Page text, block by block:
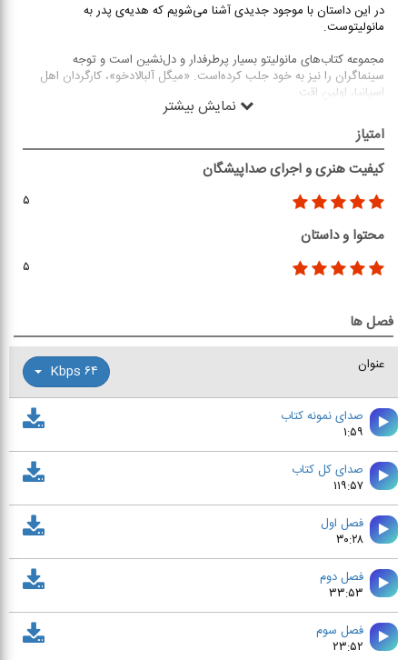
در این داستان با موجود جدیدی آشنا می‌شویم که هدیه‌ی پدر به
مانولیتوست.
مجموعه کتاب‌های مانولیتو بسیار پرطرفدار و دل‌نشین است و توجه
سینماگران را نیز به خود جلب کرده‌‌است. «میگل آلبالادخو»، کارگردان اهل
اسپانیا، اولین اقت
نمایش بیشتر
امتیاز
کیفیت هنری و اجرای صداپیشگان
۵
محتوا و داستان
۵
فصل ها
عنوان ۶۴ Kbps
صدای نمونه کتاب
۱:۵۹
صدای کل کتاب
۱۱۹:۵۷
فصل اول
۳۰:۲۸
فصل دوم
۳۳:۵۳
فصل سوم
۲۳:۵۲